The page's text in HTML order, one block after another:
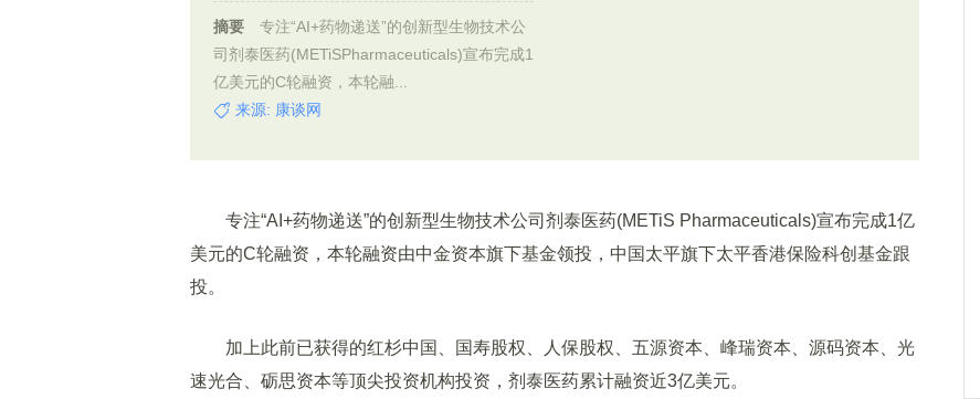
摘要
专注“AI+药物递送”的创新型生物技术公
司剂泰医药(METiSPharmaceuticals)宣布完成1
亿美元的C轮融资，本轮融...
来源: 康谈网
专注“AI+药物递送”的创新型生物技术公司剂泰医药(METiS Pharmaceuticals)宣布完成1亿
美元的C轮融资，本轮融资由中金资本旗下基金领投，中国太平旗下太平香港保险科创基金跟
投。
加上此前已获得的红杉中国、国寿股权、人保股权、五源资本、峰瑞资本、源码资本、光
速光合、砺思资本等顶尖投资机构投资，剂泰医药累计融资近3亿美元。